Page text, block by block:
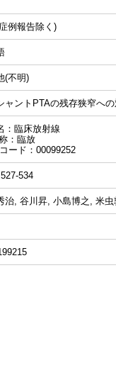
例報告除く)
(不明)
ャントPTAの残存狭窄へ
：臨床放射線
：臨放
ード：00099252
534
治, 谷川昇, 小島博之, 米